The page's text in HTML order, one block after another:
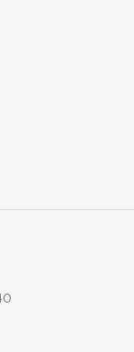
tkanine ARED
za leće. Ovaj je